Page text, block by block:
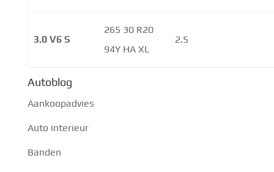
3.0 V6 S
265 30 R20
94Y HA XL
2.5
Autoblog
Aankoopadvies
Auto interieur
Banden